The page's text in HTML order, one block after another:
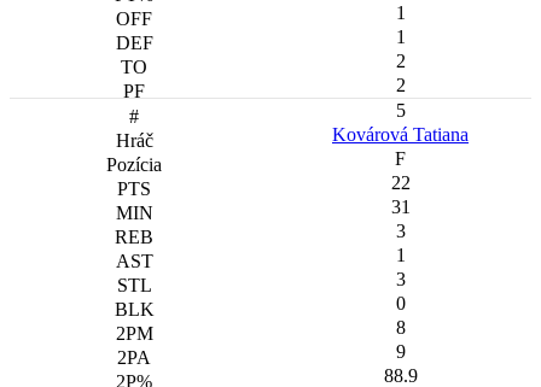
1
1
2
2
5
Kovárová Tatiana
F
22
31
3
1
3
0
8
9
88.9